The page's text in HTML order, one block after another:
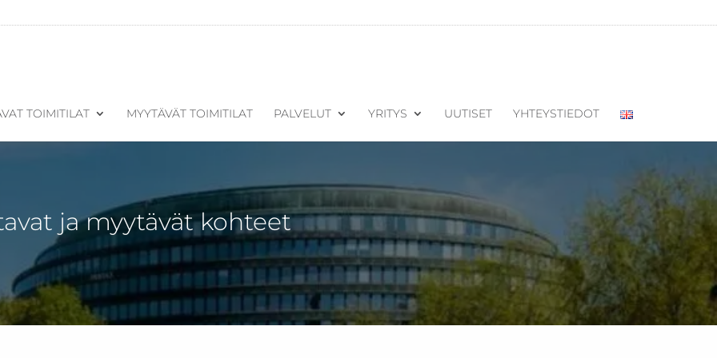
TOIMITILAT MYYTÄVÄT TOIMITILAT PALVELUT YRITYS UUTISET YHTEYSTIEDOT
ja myytävät kohteet